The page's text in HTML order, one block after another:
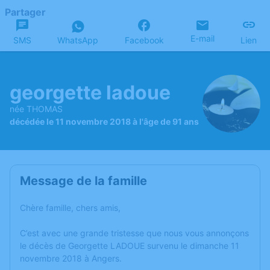
Partager
SMS WhatsApp Facebook E-mail Lien
georgette ladoue
née THOMAS
décédée le 11 novembre 2018 à l'âge de 91 ans
Message de la famille
Chère famille, chers amis,
C’est avec une grande tristesse que nous vous annonçons
le décès de Georgette LADOUE survenu le dimanche 11
novembre 2018 à Angers.